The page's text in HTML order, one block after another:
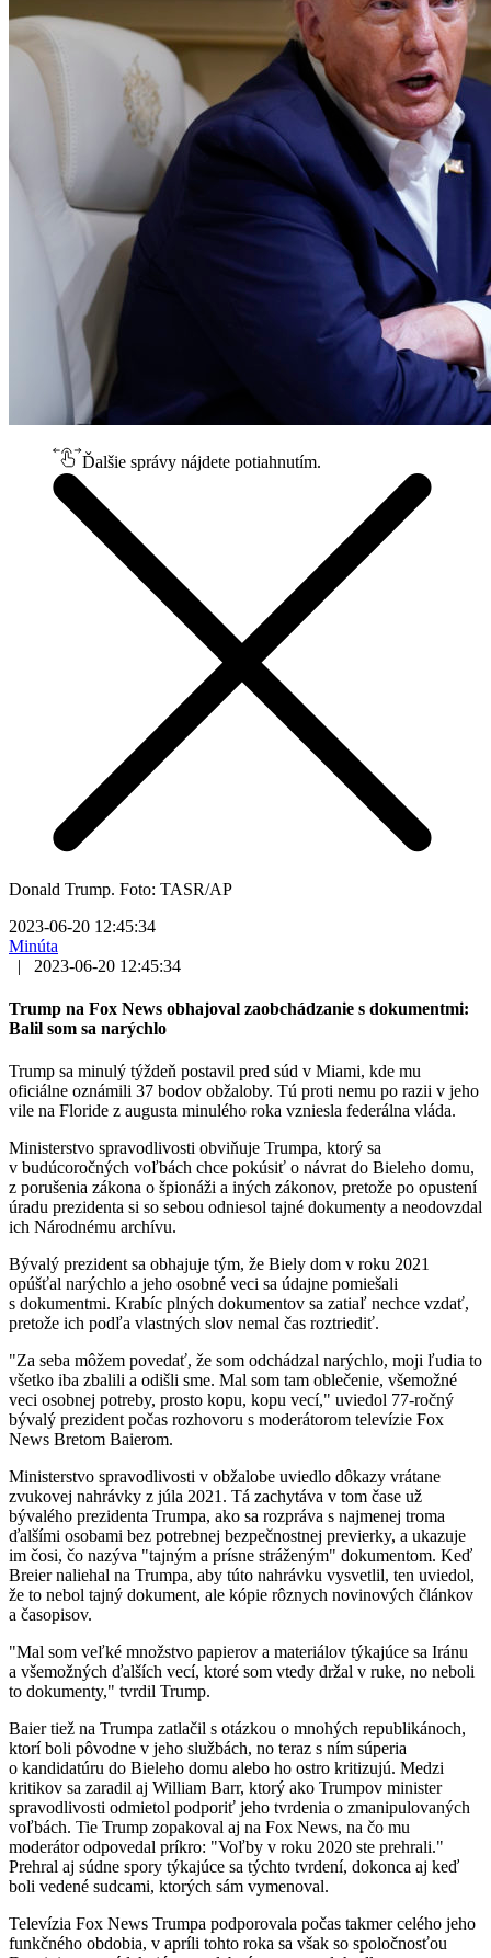
Ďalšie správy nájdete potiahnutím.
Donald Trump. Foto: TASR/AP
2023-06-20 12:45:34
Minúta
|
2023-06-20 12:45:34
Trump na Fox News obhajoval zaobchádzanie s dokumentmi:
Balil som sa narýchlo
Trump sa minulý týždeň postavil pred súd v Miami, kde mu
oficiálne oznámili 37 bodov obžaloby. Tú proti nemu po razii v jeho
vile na Floride z augusta minulého roka vzniesla federálna vláda.
Ministerstvo spravodlivosti obviňuje Trumpa, ktorý sa
v budúcoročných voľbách chce pokúsiť o návrat do Bieleho domu,
z porušenia zákona o špionáži a iných zákonov, pretože po opustení
úradu prezidenta si so sebou odniesol tajné dokumenty a neodovzdal
ich Národnému archívu.
Bývalý prezident sa obhajuje tým, že Biely dom v roku 2021
opúšťal narýchlo a jeho osobné veci sa údajne pomiešali
s dokumentmi. Krabíc plných dokumentov sa zatiaľ nechce vzdať,
pretože ich podľa vlastných slov nemal čas roztriediť.
"Za seba môžem povedať, že som odchádzal narýchlo, moji ľudia to
všetko iba zbalili a odišli sme. Mal som tam oblečenie, všemožné
veci osobnej potreby, prosto kopu, kopu vecí," uviedol 77-ročný
bývalý prezident počas rozhovoru s moderátorom televízie Fox
News Bretom Baierom.
Ministerstvo spravodlivosti v obžalobe uviedlo dôkazy vrátane
zvukovej nahrávky z júla 2021. Tá zachytáva v tom čase už
bývalého prezidenta Trumpa, ako sa rozpráva s najmenej troma
ďalšími osobami bez potrebnej bezpečnostnej previerky, a ukazuje
im čosi, čo nazýva "tajným a prísne stráženým" dokumentom. Keď
Breier naliehal na Trumpa, aby túto nahrávku vysvetlil, ten uviedol,
že to nebol tajný dokument, ale kópie rôznych novinových článkov
a časopisov.
"Mal som veľké množstvo papierov a materiálov týkajúce sa Iránu
a všemožných ďalších vecí, ktoré som vtedy držal v ruke, no neboli
to dokumenty," tvrdil Trump.
Baier tiež na Trumpa zatlačil s otázkou o mnohých republikánoch,
ktorí boli pôvodne v jeho službách, no teraz s ním súperia
o kandidatúru do Bieleho domu alebo ho ostro kritizujú. Medzi
kritikov sa zaradil aj William Barr, ktorý ako Trumpov minister
spravodlivosti odmietol podporiť jeho tvrdenia o zmanipulovaných
voľbách. Tie Trump zopakoval aj na Fox News, na čo mu
moderátor odpovedal príkro: "Voľby v roku 2020 ste prehrali."
Prehral aj súdne spory týkajúce sa týchto tvrdení, dokonca aj keď
boli vedené sudcami, ktorých sám vymenoval.
Televízia Fox News Trumpa podporovala počas takmer celého jeho
funkčného obdobia, v apríli tohto roka sa však so spoločnosťou